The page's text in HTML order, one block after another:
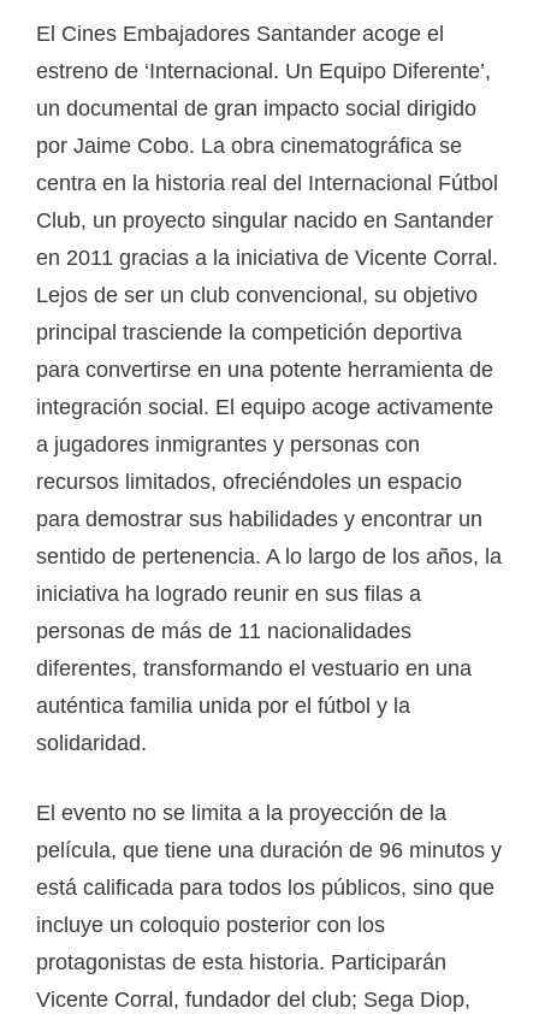
El Cines Embajadores Santander acoge el
estreno de ‘Internacional. Un Equipo Diferente’,
un documental de gran impacto social dirigido
por Jaime Cobo. La obra cinematográfica se
centra en la historia real del Internacional Fútbol
Club, un proyecto singular nacido en Santander
en 2011 gracias a la iniciativa de Vicente Corral.
Lejos de ser un club convencional, su objetivo
principal trasciende la competición deportiva
para convertirse en una potente herramienta de
integración social. El equipo acoge activamente
a jugadores inmigrantes y personas con
recursos limitados, ofreciéndoles un espacio
para demostrar sus habilidades y encontrar un
sentido de pertenencia. A lo largo de los años, la
iniciativa ha logrado reunir en sus filas a
personas de más de 11 nacionalidades
diferentes, transformando el vestuario en una
auténtica familia unida por el fútbol y la
solidaridad.
El evento no se limita a la proyección de la
película, que tiene una duración de 96 minutos y
está calificada para todos los públicos, sino que
incluye un coloquio posterior con los
protagonistas de esta historia. Participarán
Vicente Corral, fundador del club; Sega Diop,